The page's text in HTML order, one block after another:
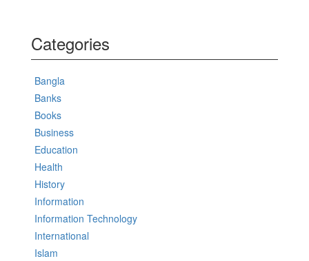
Categories
Bangla
Banks
Books
Business
Education
Health
History
Information
Information Technology
International
Islam